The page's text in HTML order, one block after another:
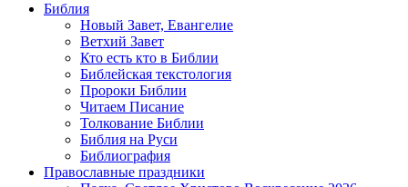
Библия
Новый Завет, Евангелие
Ветхий Завет
Кто есть кто в Библии
Библейская текстология
Пророки Библии
Читаем Писание
Толкование Библии
Библия на Руси
Библиография
Православные праздники